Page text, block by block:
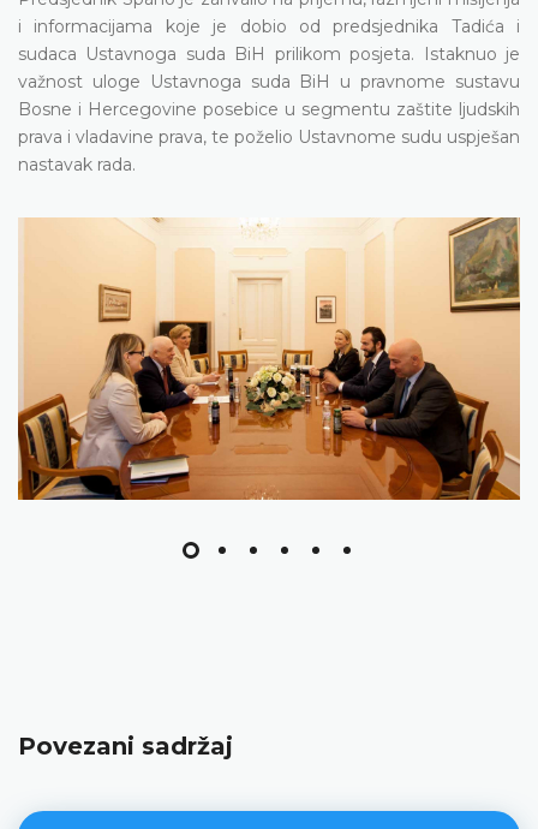
i informacijama koje je dobio od predsjednika Tadića i
sudaca Ustavnoga suda BiH prilikom posjeta. Istaknuo je
važnost uloge Ustavnoga suda BiH u pravnome sustavu
Bosne i Hercegovine posebice u segmentu zaštite ljudskih
prava i vladavine prava, te poželio Ustavnome sudu uspješan
nastavak rada.
Povezani sadržaj